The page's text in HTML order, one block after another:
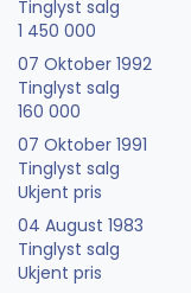
Tinglyst salg
1 450 000
07 Oktober 1992
Tinglyst salg
160 000
07 Oktober 1991
Tinglyst salg
Ukjent pris
04 August 1983
Tinglyst salg
Ukjent pris